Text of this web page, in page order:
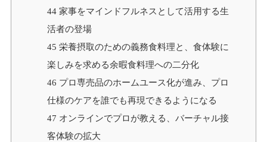
44家事をマインドフルネスとして活用する生
活者の登場
45 栄養摂取のための義務食料理と、食体験に
楽しみを求める余暇食料理への二分化
46 プロ専売品のホームユース化が進み、プロ
仕様のケアを誰でも再現できるようになる
47 オンラインでプロが教える、バーチャル接
客体験の拡大